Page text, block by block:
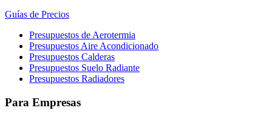
Guías de Precios
Presupuestos de Aerotermia
Presupuestos Aire Acondicionado
Presupuestos Calderas
Presupuestos Suelo Radiante
Presupuestos Radiadores
Para Empresas